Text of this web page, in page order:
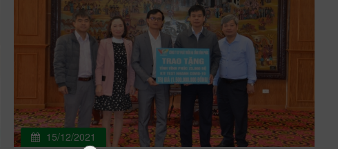
Chủ tịch Thường trực UBND tỉnh, Trưởng Ban Chỉ đạo Vận động
HMTN tỉnh. Về phía Trung ương có đồng chí Vũ Thanh Lưu, Phó
Chủ tịch Trung ương Hội Chữ thập đỏ Việt Nam; đồng chí Lê Lâm,
Phó Viện trưởng Viện Huyết học và Truyền máu Trung ương, Phó
trưởng Ban Tổ chức Hành trình đỏ 2023. Chủ tịch UBND tỉnh Vĩnh
Phúc Lê Duy Thành tham gia hiến máu tại lễ khai mạc Hành trình
đỏ Vĩnh Phúc lần thứ VII. Phát biểu tại lễ khai mạc, Phó Chủ tịch
Thường trực UBND tỉnh Vĩnh Phúc Vũ Việt Văn khẳng định, những
15/12/2021